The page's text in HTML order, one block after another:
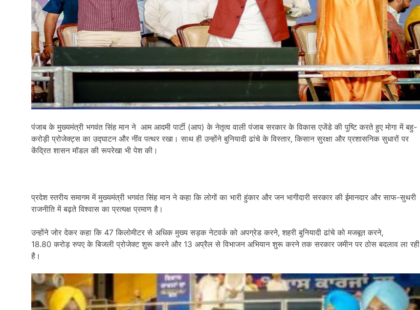
पंजाब के मुख्यमंत्री भगवंत सिंह मान ने आम आदमी पार्टी (आप) के नेतृत्व वाली पंजाब सरकार के विकास एजेंडे की पुष्टि करते हुए मोगा में बहु-
करोड़ी प्रोजेक्ट्स का उद्घाटन और नींव पत्थर रखा। साथ ही उन्होंने बुनियादी ढांचे के विस्तार,किसान सुरक्षा और प्रशासनिक सुधारों पर
केंद्रित शासन मॉडल की रूपरेखा भी पेश की।
प्रदेश स्तरीय समागम में मुख्यमंत्री भगवंत सिंह मान ने कहा कि लोगों का भारी हुंकार और जन भागीदारी सरकार की ईमानदार और साफ-सुथरी
राजनीति में बढ़ते विश्वास का प्रत्यक्ष प्रमाण है।
उन्होंने जोर देकर कहा कि 47 किलोमीटर से अधिक मुख्य सड़क नेटवर्क को अपग्रेड करने,शहरी बुनियादी ढांचे को मजबूत करने,
18.80 करोड़ रुपए के बिजली प्रोजेक्ट शुरू करने और 13 अप्रैल से विभाजन अभियान शुरू करने तक सरकार जमीन पर ठोस बदलाव ला रही
है।